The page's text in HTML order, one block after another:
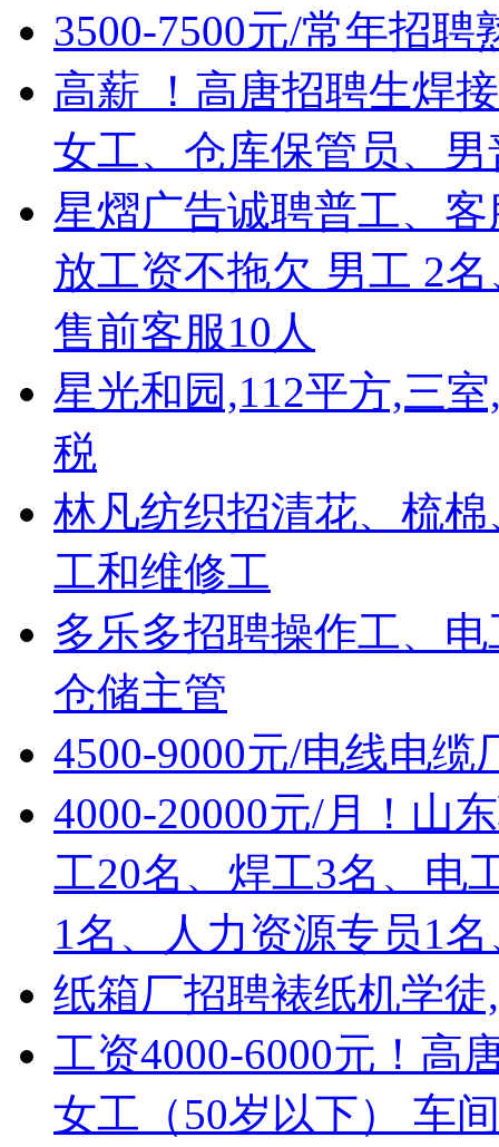
3500-7500元/常年招聘
高薪 ！高唐招聘生焊
女工、仓库保管员、
星熠广告诚聘普工、
放工资不拖欠 男工 2
售前客服10人
星光和园,112平方,三
税
林凡纺织招清花、梳
工和维修工
多乐多招聘操作工、
仓储主管
4500-9000元/电线电缆
4000-20000元/月！山
工20名、焊工3名、电
1名、人力资源专员1
纸箱厂招聘裱纸机学
工资4000-6000元！高
女工（50岁以下） 车